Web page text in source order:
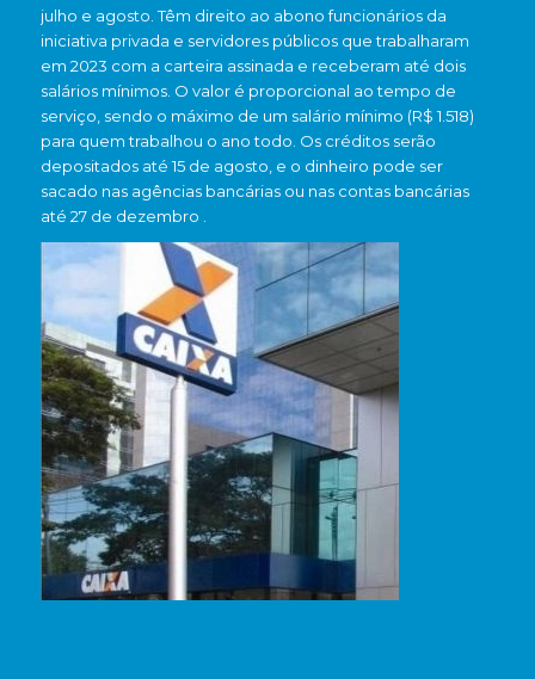
julho e agosto. Têm direito ao abono funcionários da
iniciativa privada e servidores públicos que trabalharam
em 2023 com a carteira assinada e receberam até dois
salários mínimos. O valor é proporcional ao tempo de
serviço, sendo o máximo de um salário mínimo (R$ 1.518)
para quem trabalhou o ano todo. Os créditos serão
depositados até 15 de agosto, e o dinheiro pode ser
sacado nas agências bancárias ou nas contas bancárias
até 27 de dezembro